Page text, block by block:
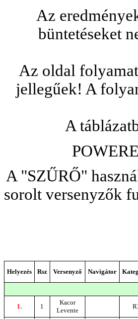
Az
büntetéseket
Az oldal
jellegűek! A
A
A "SZŰRŐ"
sorolt versenyzők
Helyezés Rsz Versenyző Navigátor
1. 1
Kacor
Levente